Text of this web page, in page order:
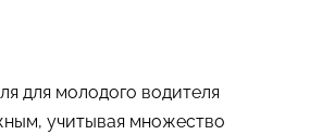
для молодого водителя
учитывая множество